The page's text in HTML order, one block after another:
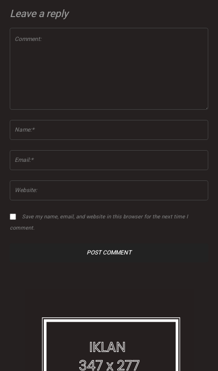
Leave a reply
Save my name, email, and website in this browser for the next time I
comment.